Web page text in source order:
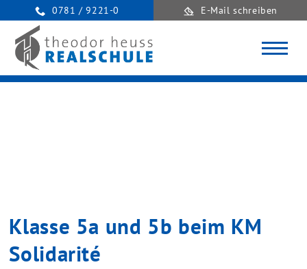
0781 / 9221-0 E-Mail schreiben
Klasse 5a und 5b beim KM
Solidarité